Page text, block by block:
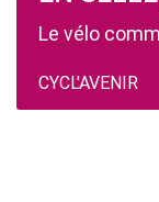
Le vélo
CYCL'AVENIR